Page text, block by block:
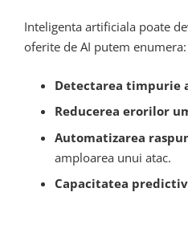
Inteligenta artificiala poate
oferite de AI putem enumera:
Detectarea timpurie
Reducerea erorilor
Automatizarea
amploarea unui atac.
Capacitatea